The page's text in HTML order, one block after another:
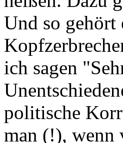
Und so gehört
ich sagen
politische
man (!), wenn